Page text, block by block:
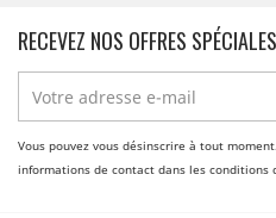
RECEVEZ NOS OFFRES SPÉCIALES
Vous pouvez vous désinscrire à tout
informations de contact dans les